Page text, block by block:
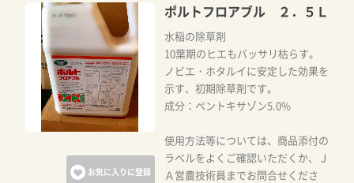
お気に入りに登録
ポルトフロアブル ２．５Ｌ
水稲の除草剤
10葉期のヒエもバッサリ枯らす。
ノビエ・ホタルイに安定した効果を
示す、初期除草剤です。
成分：ペントキサゾン5.0%
使用方法等については、商品添付の
ラベルをよくご確認いただくか、Ｊ
Ａ営農技術員までお問合せくださ